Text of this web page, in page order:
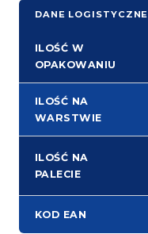
DANE LOGISTYCZNE
ILOŚĆ W
OPAKOWANIU
ILOŚĆ NA
WARSTWIE
ILOŚĆ NA
PALECIE
KOD EAN